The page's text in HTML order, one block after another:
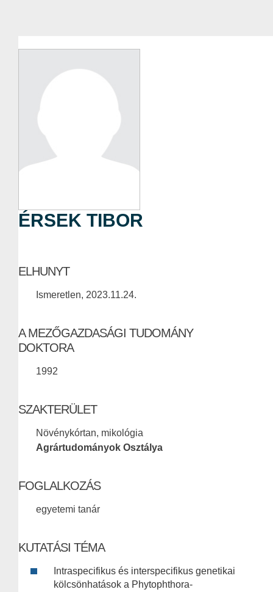
ÉRSEK TIBOR
ELHUNYT
Ismeretlen, 2023.11.24.
A MEZŐGAZDASÁGI TUDOMÁNY
DOKTORA
1992
SZAKTERÜLET
Növénykórtan, mikológia
Agrártudományok Osztálya
FOGLALKOZÁS
egyetemi tanár
KUTATÁSI TÉMA
Intraspecifikus és interspecifikus genetikai
kölcsönhatások a Phytophthora-